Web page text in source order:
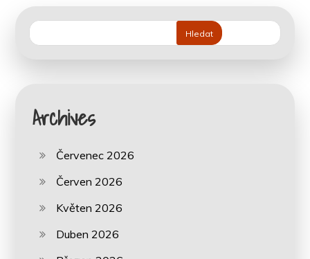
Hledat
Archives
Červenec 2026
Červen 2026
Květen 2026
Duben 2026